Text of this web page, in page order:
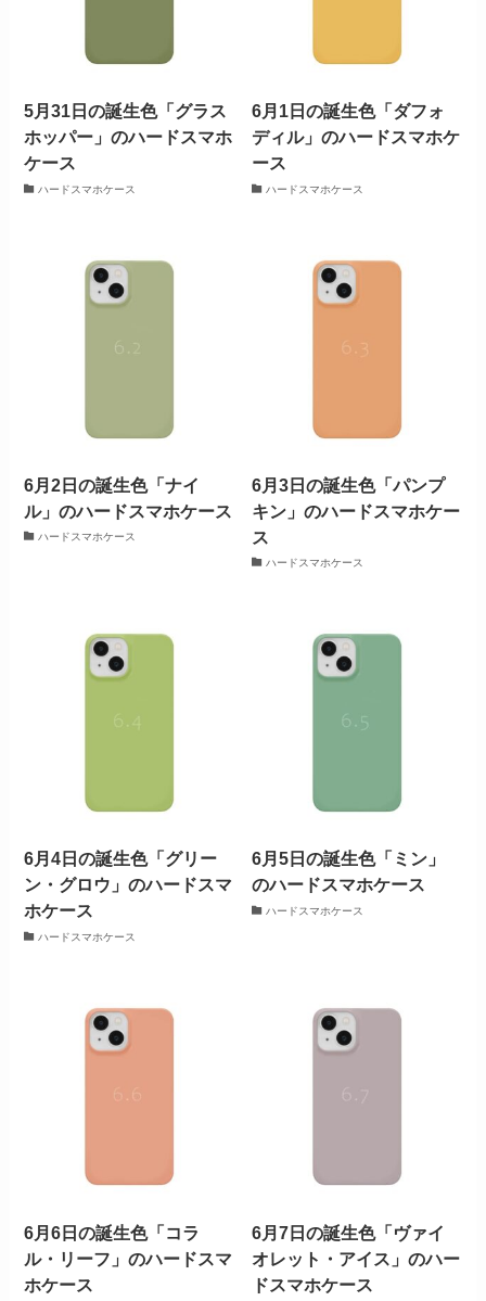
5月31日の誕生色「グラス
ホッパー」のハードスマホ
ケース
ハードスマホケース
6月1日の誕生色「ダフォ
ディル」のハードスマホケ
ース
ハードスマホケース
6月2日の誕生色「ナイ
ル」のハードスマホケース
ハードスマホケース
6月3日の誕生色「パンプ
キン」のハードスマホケー
ス
ハードスマホケース
6月4日の誕生色「グリー
ン・グロウ」のハードスマ
ホケース
ハードスマホケース
6月5日の誕生色「ミン」
のハードスマホケース
ハードスマホケース
6月6日の誕生色「コラ
ル・リーフ」のハードスマ
ホケース
6月7日の誕生色「ヴァイ
オレット・アイス」のハー
ドスマホケース